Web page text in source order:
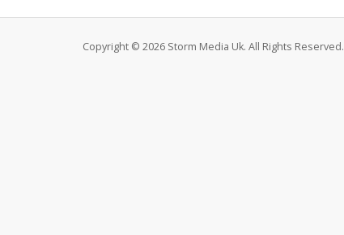
Copyright © 2026 Storm Media Uk. All Rights Reserved.